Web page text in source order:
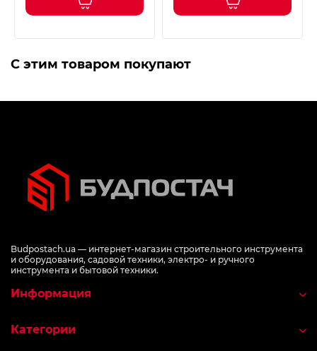
С этим товаром покупают
Budpostach.ua — интернет-магазин строительного инструмента
и оборудования, садовой техники, электро- и ручного
инструмента и бытовой техники.
Информация
Категории